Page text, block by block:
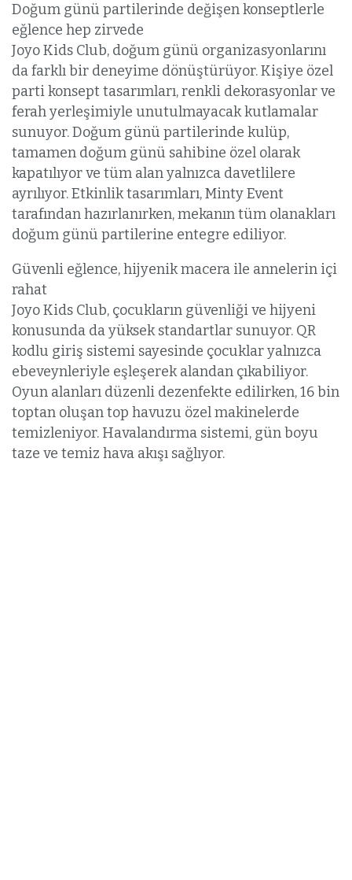
Doğum günü partilerinde değişen konseptlerle
eğlence hep zirvede
Joyo Kids Club, doğum günü organizasyonlarını
da farklı bir deneyime dönüştürüyor. Kişiye özel
parti konsept tasarımları, renkli dekorasyonlar ve
ferah yerleşimiyle unutulmayacak kutlamalar
sunuyor. Doğum günü partilerinde kulüp,
tamamen doğum günü sahibine özel olarak
kapatılıyor ve tüm alan yalnızca davetlilere
ayrılıyor. Etkinlik tasarımları, Minty Event
tarafından hazırlanırken, mekanın tüm olanakları
doğum günü partilerine entegre ediliyor.
Güvenli eğlence, hijyenik macera ile annelerin içi
rahat
Joyo Kids Club, çocukların güvenliği ve hijyeni
konusunda da yüksek standartlar sunuyor. QR
kodlu giriş sistemi sayesinde çocuklar yalnızca
ebeveynleriyle eşleşerek alandan çıkabiliyor.
Oyun alanları düzenli dezenfekte edilirken, 16 bin
toptan oluşan top havuzu özel makinelerde
temizleniyor. Havalandırma sistemi, gün boyu
taze ve temiz hava akışı sağlıyor.